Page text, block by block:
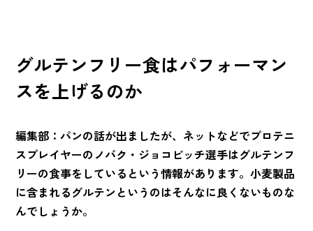
グルテンフリー食はパフォーマン
スを上げるのか
編集部：パンの話が出ましたが、ネットなどでプロテニ
スプレイヤーのノバク・ジョコビッチ選手はグルテンフ
リーの食事をしているという情報があります。小麦製品
に含まれるグルテンというのはそんなに良くないものな
んでしょうか。